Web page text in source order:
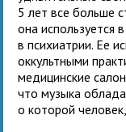
5 лет все больше
она используется
в психиатрии. Ее
оккультными
медицинские
что музыка
о которой